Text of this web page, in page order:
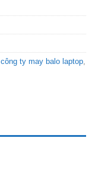
công ty may balo laptop